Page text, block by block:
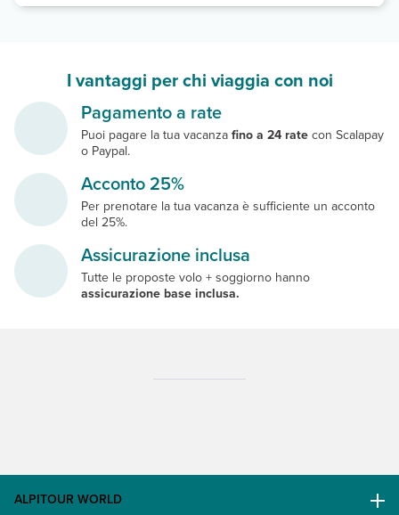
I vantaggi per chi viaggia con noi
Pagamento a rate
Puoi pagare la tua vacanzafino a 24 ratecon Scalapay
o Paypal.
Acconto 25%
Per prenotare la tua vacanza è sufficiente un acconto
del 25%.
Assicurazione inclusa
Tutte le proposte volo + soggiorno hanno
assicurazione base inclusa.
ALPITOUR WORLD